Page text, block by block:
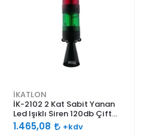
İKATLON
İK-2102 2 Kat Sabit Yanan
Led Işıklı Siren 120db Çift
Ses Borulu
1.465,08 +kdv